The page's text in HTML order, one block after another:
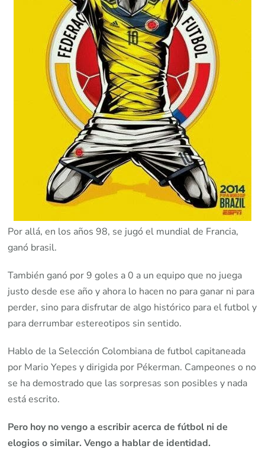
Por allá, en los años 98, se jugó el mundial de Francia,
ganó brasil.
También ganó por 9 goles a 0 a un equipo que no juega
justo desde ese año y ahora lo hacen no para ganar ni para
perder, sino para disfrutar de algo histórico para el futbol y
para derrumbar estereotipos sin sentido.
Hablo de la Selección Colombiana de futbol capitaneada
por Mario Yepes y dirigida por Pékerman. Campeones o no
se ha demostrado que las sorpresas son posibles y nada
está escrito.
Pero hoy no vengo a escribir acerca de fútbol ni de
elogios o similar. Vengo a hablar de identidad.